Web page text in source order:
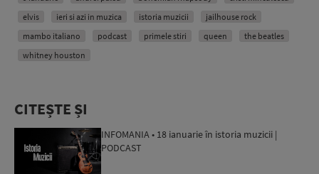
elvis
ieri si azi in muzica istoria muzicii
jailhouse rock
mambo italiano
podcast primele stiri queen
the beatles
whitney houston
CITEȘTE ȘI
INFOMANIA • 18 ianuarie în istoria muzicii |
PODCAST